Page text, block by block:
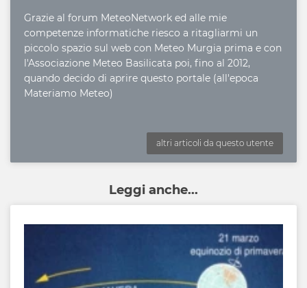
Grazie al forum MeteoNetwork ed alle mie
competenze informatiche riesco a ritagliarmi un
piccolo spazio sul web con Meteo Murgia prima e con
l'Associazione Meteo Basilicata poi, fino al 2012,
quando decido di aprire questo portale (all'epoca
Materiamo Meteo)
altri articoli da questo utente
Leggi anche...